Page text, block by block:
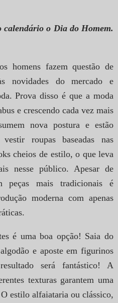
o Dia do Homem.
homens fazem questão de
novidades do mercado e
Prova disso é que a moda
e crescendo cada vez mais
nova postura e estão
roupas baseadas nas
cheios de estilo, o que leva
nesse público. Apesar de
peças mais tradicionais é
moderna com apenas
é uma boa opção! Saia do
e aposte em figurinos
será fantástico! A
texturas garantem uma
estilo alfaiataria ou clássico,